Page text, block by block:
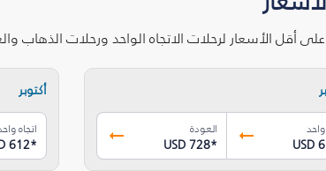
أقل الأسعار لرحلات الاتجاه الواحد ورحلات الذهاب
واحد
USD
العودة
USD 728*
أكتوبر
اتجاه
612*